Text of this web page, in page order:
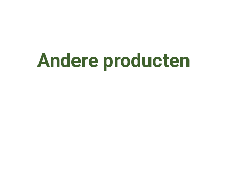
Andere producten